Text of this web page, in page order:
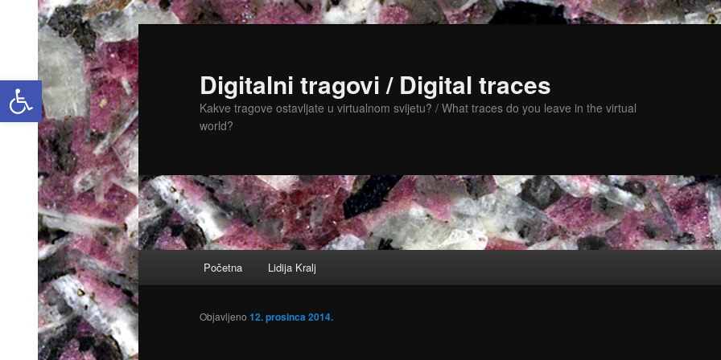
Open toolbar
primarnog
sadržaja
Digitalni tragovi / Digital traces
Kakve tragove ostavljate u virtualnom svijetu? / What traces do you leave in the virtual
world?
Početna Lidija Kralj
Objavljeno 12. prosinca 2014.